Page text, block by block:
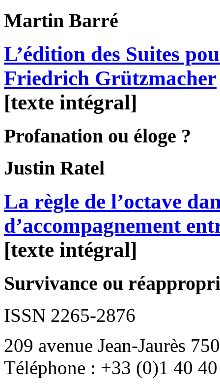
Martin Barré
L’édition des Suites
Friedrich Grützmacher
[texte intégral]
Profanation ou éloge ?
Justin Ratel
La règle de l’octave
d’accompagnement
[texte intégral]
Survivance ou
ISSN 2265-2876
209 avenue Jean-Jaurès
Téléphone : +33 (0)1 40